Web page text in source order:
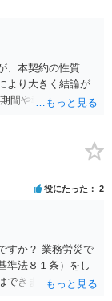
、本契約の性質
より大きく結論が
間や報酬額、投下
はなく、実際の損
限がなくても、常
に近い実態なら労
金額が事務所の
。 ・契約前の修正
設ける、実損害ベ
「合理的な実
。 ・弁護士に契約
あると思われま
して労働者性があ
約金の算定根拠が
役にたった 2
すか？ 業務労災で
準法８１条）をし
できません（労働